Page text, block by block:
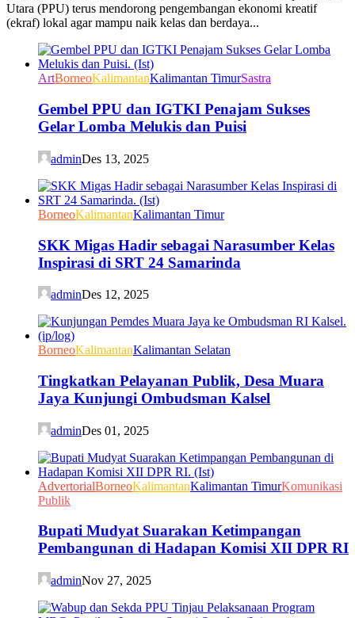
Utara (PPU) terus mendorong pengembangan ekonomi kreatif
(ekraf) lokal agar mampu naik kelas dan berdaya...
ArtBorneoKalimantanKalimantan TimurSastra
Gembel PPU dan IGTKI Penajam Sukses
Gelar Lomba Melukis dan Puisi
adminDes 13, 2025
BorneoKalimantanKalimantan Timur
SKK Migas Hadir sebagai Narasumber Kelas
Inspirasi di SRT 24 Samarinda
adminDes 12, 2025
BorneoKalimantanKalimantan Selatan
Tingkatkan Pelayanan Publik, Desa Muara
Jaya Kunjungi Ombudsman Kalsel
adminDes 01, 2025
AdvertorialBorneoKalimantanKalimantan TimurKomunikasi
Publik
Bupati Mudyat Suarakan Ketimpangan
Pembangunan di Hadapan Komisi XII DPR RI
adminNov 27, 2025